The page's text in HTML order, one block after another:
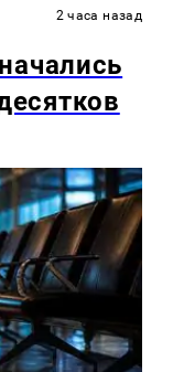
2 часа назад